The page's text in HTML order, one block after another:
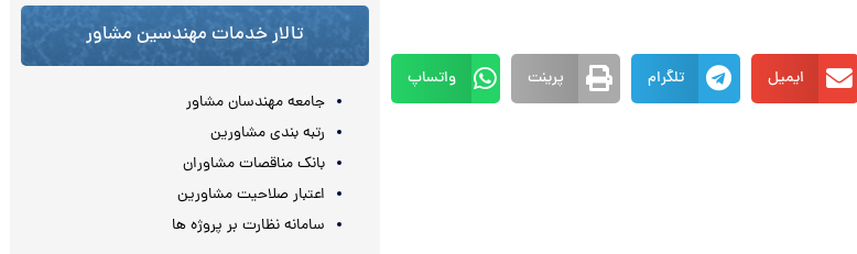
ایمیل تلگرام پرینت واتساپ
تالار خدمات مهندسین مشاور
جامعه مهندسان مشاور
رتبه بندی مشاورین
بانک مناقصات مشاوران
اعتبار صلاحیت مشاورین
سامانه نظارت بر پروژه ها